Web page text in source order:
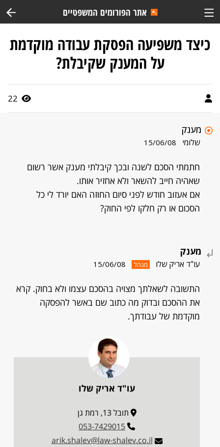
אתר הפורומים המשפטיים
כיצד משפיעה הפסקת עבודה מוקדמת
על המענק שקיבלת?
22
מענק
שלומי 15/06/08
חתמתי הסכם לשנה ובכך קיבלתי מענק אשר רשום
שאהיה חייב להשאר ולא אחזיר אותו.
אם אעזוב חודש לפני סיום החוזה האם יורד לי כל
הסכום או רק חלקו לפי החוק?
מענק
עו"ד אריק שלו מנהל 15/06/08
התשובה לשאלתך מצויה בהסכם עצמו ולא בחוק. קרא
את ההסכם ובדוק מה כתוב שם באשר להפסקה
מוקדמת של עבודתך.
עו"ד אריק שלו
תובל 13, רמת גן
053-7429015
arik.shalev@law-shalev.co.il